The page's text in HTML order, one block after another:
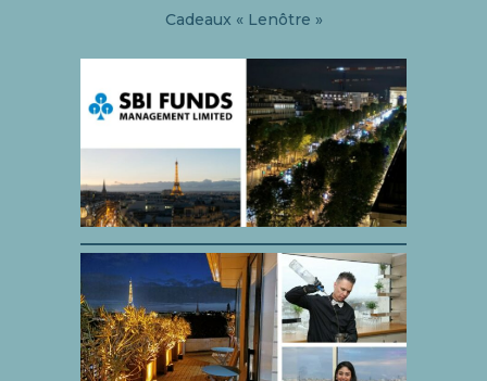
Cadeaux « Lenôtre »